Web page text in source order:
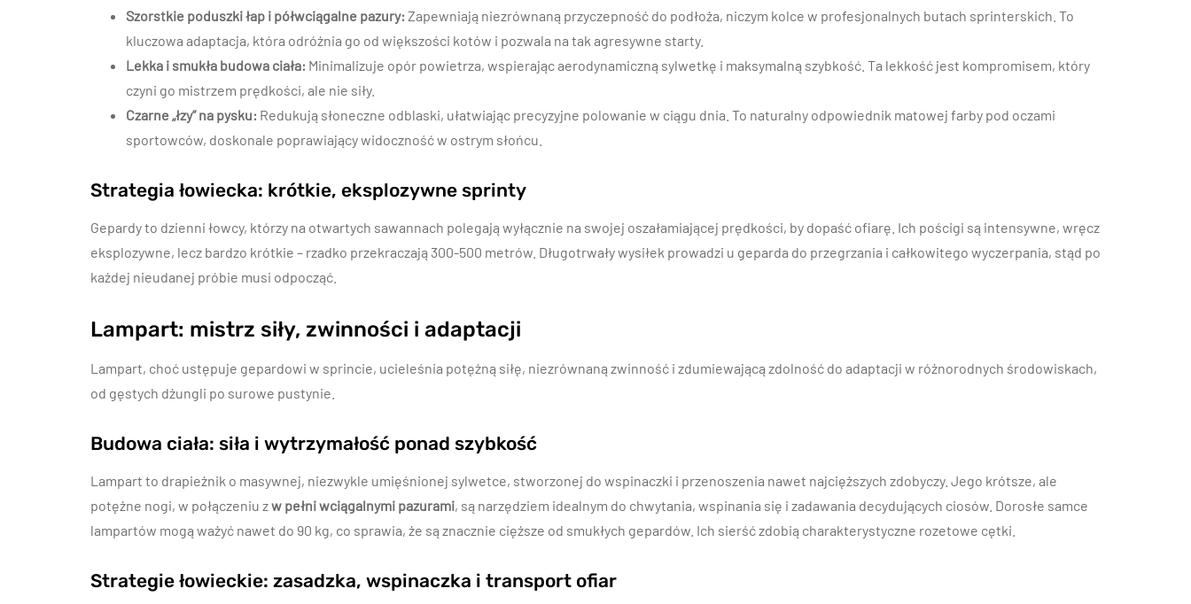
Szorstkie poduszki łap i półwciągalne pazury:Zapewniają niezrównaną przyczepność do podłoża, niczym kolce w profesjonalnych butach sprinterskich. To
kluczowa adaptacja, która odróżnia go od większości kotów i pozwala na tak agresywne starty.
Lekka i smukła budowa ciała: Minimalizuje opór powietrza, wspierając aerodynamiczną sylwetkę i maksymalną szybkość. Ta lekkość jest kompromisem, który
czyni go mistrzem prędkości, ale nie siły.
Czarne „łzy” na pysku: Redukują słoneczne odblaski, ułatwiając precyzyjne polowanie w ciągu dnia. To naturalny odpowiednik matowej farby pod oczami
sportowców, doskonale poprawiający widoczność w ostrym słońcu.
Strategia łowiecka: krótkie, eksplozywne sprinty
Gepardy to dzienni łowcy, którzy na otwartych sawannach polegają wyłącznie na swojej oszałamiającej prędkości, by dopaść ofiarę. Ich pościgi są intensywne, wręcz
eksplozywne, lecz bardzo krótkie – rzadko przekraczają 300-500 metrów. Długotrwały wysiłek prowadzi u geparda do przegrzania i całkowitego wyczerpania, stąd po
każdej nieudanej próbie musi odpocząć.
Lampart: mistrz siły, zwinności i adaptacji
Lampart, choć ustępuje gepardowi w sprincie, ucieleśnia potężną siłę, niezrównaną zwinność i zdumiewającą zdolność do adaptacji w różnorodnych środowiskach,
od gęstych dżungli po surowe pustynie.
Budowa ciała: siła i wytrzymałość ponad szybkość
Lampart to drapieżnik o masywnej, niezwykle umięśnionej sylwetce, stworzonej do wspinaczki i przenoszenia nawet najcięższych zdobyczy. Jego krótsze, ale
potężne nogi, w połączeniu zw pełni wciągalnymi pazurami, są narzędziem idealnym do chwytania, wspinania się i zadawania decydujących ciosów. Dorosłe samce
lampartów mogą ważyć nawet do 90 kg, co sprawia, że są znacznie cięższe od smukłych gepardów. Ich sierść zdobią charakterystyczne rozetowe cętki.
Strategie łowieckie: zasadzka, wspinaczka i transport ofiar